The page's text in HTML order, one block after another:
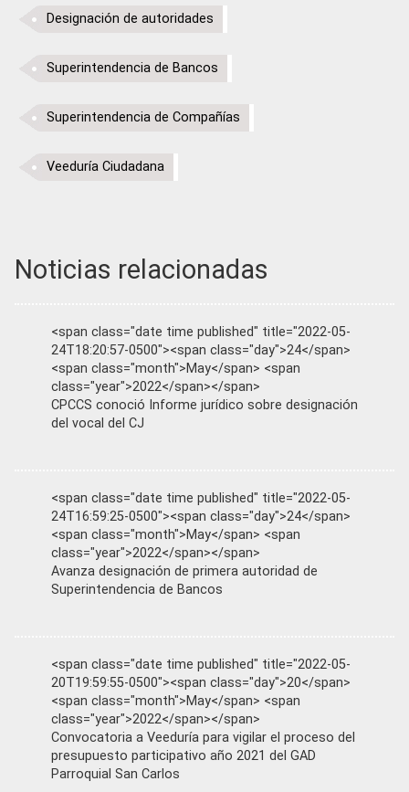
Designación de autoridades
Superintendencia de Bancos
Superintendencia de Compañías
Veeduría Ciudadana
Noticias relacionadas
<span class="date time published" title="2022-05-
24T18:20:57-0500"><span class="day">24</span>
<span class="month">May</span> <span
class="year">2022</span></span>
CPCCS conoció Informe jurídico sobre designación
del vocal del CJ
<span class="date time published" title="2022-05-
24T16:59:25-0500"><span class="day">24</span>
<span class="month">May</span> <span
class="year">2022</span></span>
Avanza designación de primera autoridad de
Superintendencia de Bancos
<span class="date time published" title="2022-05-
20T19:59:55-0500"><span class="day">20</span>
<span class="month">May</span> <span
class="year">2022</span></span>
Convocatoria a Veeduría para vigilar el proceso del
presupuesto participativo año 2021 del GAD
Parroquial San Carlos